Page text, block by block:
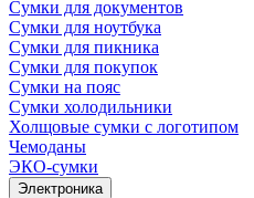
Сумки для документов
Сумки для ноутбука
Сумки для пикника
Сумки для покупок
Сумки на пояс
Сумки холодильники
Холщовые сумки с логотипом
Чемоданы
ЭКО-сумки
Электроника